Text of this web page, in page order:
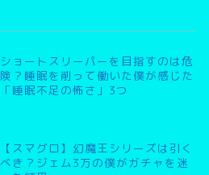
ショートスリーパーを目指すのは危
険？睡眠を削って働いた僕が感じた
「睡眠不足の怖さ」3つ
【スマグロ】幻魔王シリーズは引く
べき？ジェム3万の僕がガチャを迷